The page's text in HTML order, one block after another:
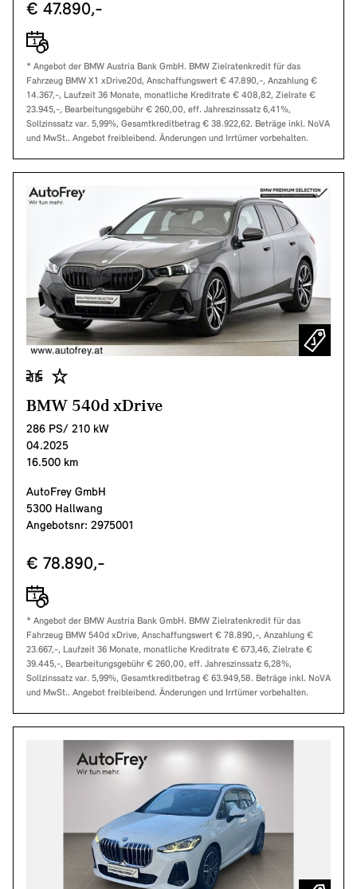
€ 47.890,-
* Angebot der BMW Austria Bank GmbH. BMW Zielratenkredit für das
Fahrzeug BMW X1 xDrive20d, Anschaffungswert € 47.890,-, Anzahlung €
14.367,-, Laufzeit 36 Monate, monatliche Kreditrate € 408,82, Zielrate €
23.945,-, Bearbeitungsgebühr € 260,00, eff. Jahreszinssatz 6,41%,
Sollzinssatz var. 5,99%, Gesamtkreditbetrag € 38.922,62. Beträge inkl. NoVA
und MwSt.. Angebot freibleibend. Änderungen und Irrtümer vorbehalten.
BMW 540d xDrive
286 PS/ 210 kW
04.2025
16.500 km
AutoFrey GmbH
5300 Hallwang
Angebotsnr: 2975001
€ 78.890,-
* Angebot der BMW Austria Bank GmbH. BMW Zielratenkredit für das
Fahrzeug BMW 540d xDrive, Anschaffungswert € 78.890,-, Anzahlung €
23.667,-, Laufzeit 36 Monate, monatliche Kreditrate € 673,46, Zielrate €
39.445,-, Bearbeitungsgebühr € 260,00, eff. Jahreszinssatz 6,28%,
Sollzinssatz var. 5,99%, Gesamtkreditbetrag € 63.949,58. Beträge inkl. NoVA
und MwSt.. Angebot freibleibend. Änderungen und Irrtümer vorbehalten.